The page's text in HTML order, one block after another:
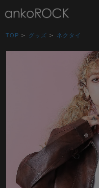
TOP > グッズ > ネクタイ